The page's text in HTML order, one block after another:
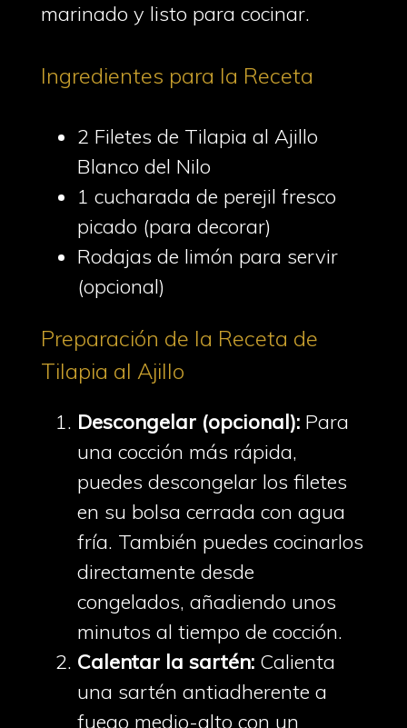
marinado y listo para cocinar.
Ingredientes para la Receta
2 Filetes de Tilapia al Ajillo
Blanco del Nilo
1 cucharada de perejil fresco
picado (para decorar)
Rodajas de limón para servir
(opcional)
Preparación de la Receta de
Tilapia al Ajillo
Descongelar (opcional): Para
una cocción más rápida,
puedes descongelar los filetes
en su bolsa cerrada con agua
fría. También puedes cocinarlos
directamente desde
congelados, añadiendo unos
minutos al tiempo de cocción.
Calentar la sartén: Calienta
una sartén antiadherente a
fuego medio-alto con un